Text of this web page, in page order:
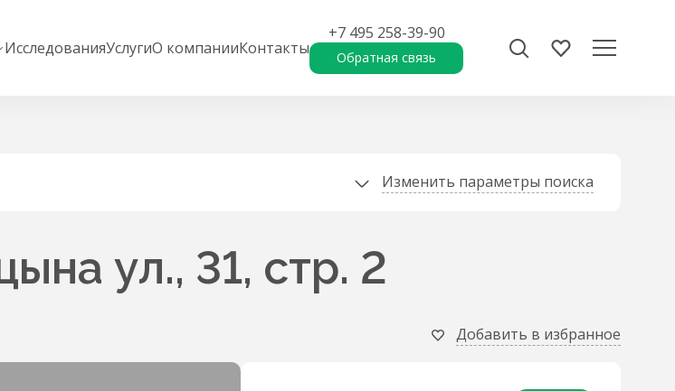
ИсследованияУслугиО компанииКонтакты
+7 495 258-39-90
Обратная связь
Изменить параметры поиска
ул., 31, стр. 2
Добавить в избранное